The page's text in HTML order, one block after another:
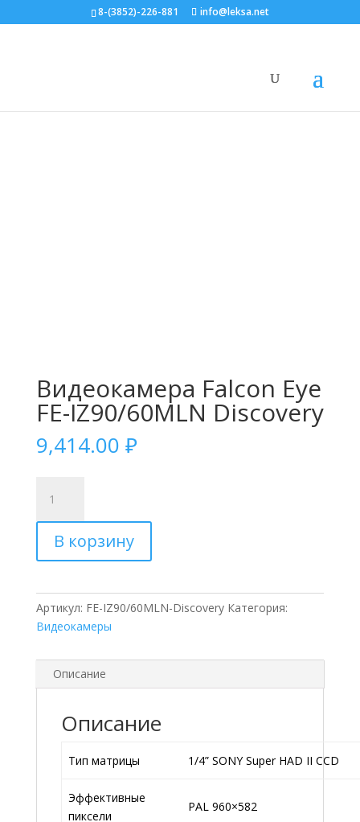
8-(3852)-226-881 info@leksa.net
Видеокамера Falcon Eye
FE-IZ90/60MLN Discovery
9,414.00 ₽
товара
Видеокамера
Falcon
Eye
IZ90/60MLN
Discovery
В корзину
Артикул: FE-IZ90/60MLN-Discovery Категория:
Видеокамеры
Описание
Описание
Тип матрицы 1/4” SONY Super HAD II CCD
Эффективные
пиксели
PAL 960×582